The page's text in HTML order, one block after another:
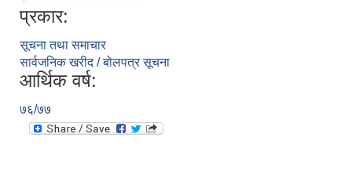
प्रकार:
सूचना तथा समाचार
सार्वजनिक खरीद / बोलपत्र सूचना
आर्थिक वर्ष:
७६/७७